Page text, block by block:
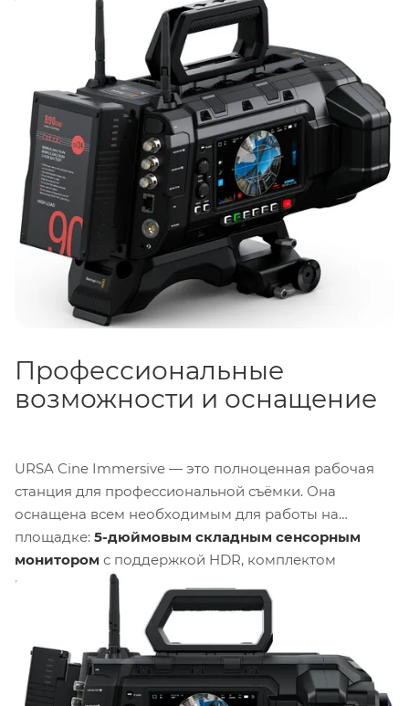
объёмного изображения. Благодаря процессору
Generation 5 Color Science
и новой film curve,
камера обеспечивает кинематографичную
цветопередачу и широкие возможности для
цветокоррекции. Прочный корпус из магниевого
сплава и карбонового поликарбоната сочетает
надёжность и мобильность.
Профессиональные
возможности и оснащение
URSA Cine Immersive — это полноценная рабочая
станция для профессиональной съёмки. Она
оснащена всем необходимым для работы на
площадке: 5-дюймовым складным сенсорным
монитором с поддержкой HDR, комплектом
интерфейсов (12G-SDI, 10G Ethernet, USB-C, XLR) и
опциями питания (LEMO-разъём, B-mount
площадка). В комплект входит
медиа-модуль на 8ТБ.